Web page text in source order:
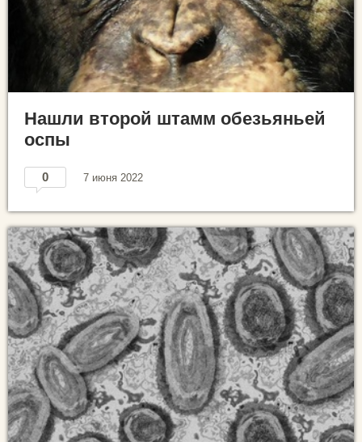
Нашли второй штамм обезьяньей
оспы
0 7 июня 2022